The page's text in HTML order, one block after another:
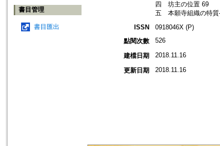
書目管理
書目匯出
四 坊主の位置 69
五 本願寺組織の特
ISSN
0918046X (P)
點閱次數
526
建檔日期 2018.11.16
更新日期 2018.11.16